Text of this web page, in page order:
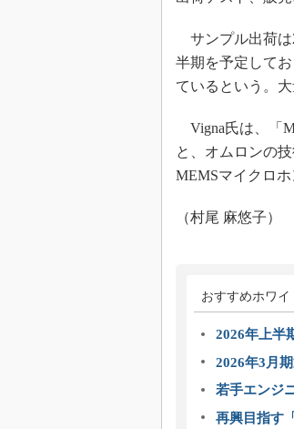
サンプル出荷は
半期を予定して
ているという。
Vigna氏は、「
と、オムロンの
MEMSマイクロ
（村尾 麻悠子）
おすすめホワイ
2026年上半
2026年3月
若手エンジ
再興目指す